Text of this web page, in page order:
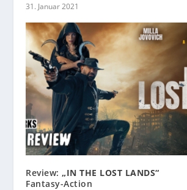
31. Januar 2021
Review:„IN THE LOST LANDS“
Fantasy-Action